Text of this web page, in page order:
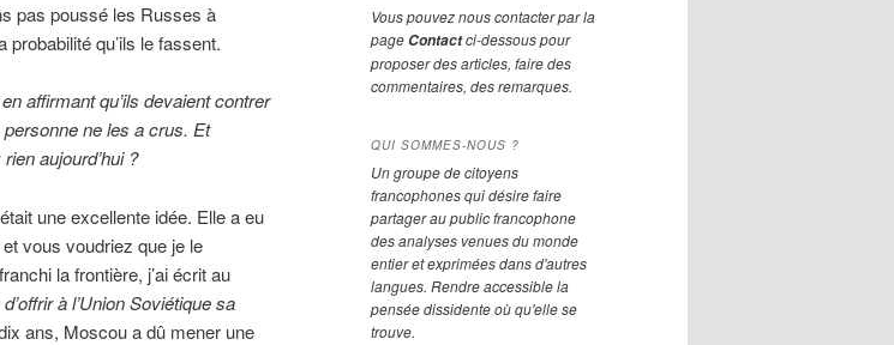
pas poussé les Russes à
qu’ils le fassent.
affirmant qu’ils devaient contrer
ne les a crus. Et
aujourd’hui ?
une excellente idée. Elle a eu
vous voudriez que je le
la frontière, j’ai écrit au
à l’Union Soviétique sa
ans, Moscou a dû mener une
Vous pouvez nous contacter par la
page Contactci-dessous pour
proposer des articles, faire des
commentaires, des remarques.
QUI SOMMES-NOUS ?
Un groupe de citoyens
francophones qui désire faire
partager au public francophone
des analyses venues du monde
entier et exprimées dans d'autres
langues. Rendre accessible la
pensée dissidente où qu'elle se
trouve.